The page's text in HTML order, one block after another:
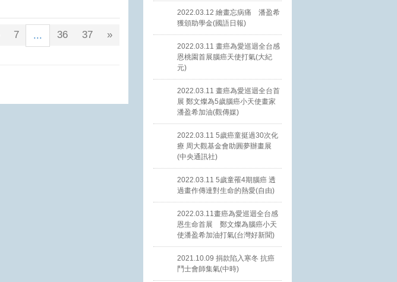
7 ... 36 37 »
2022.03.12 繪畫忘病痛 潘盈希
獲頒助學金(國語日報)
2022.03.11 畫癌為愛巡迴全台感
恩桃園首展腦癌天使打氣(大紀
元)
2022.03.11 畫癌為愛巡迴全台首
展 鄭文燦為5歲腦癌小天使畫家
潘盈希加油(觀傳媒)
2022.03.11 5歲癌童挺過30次化
療 周大觀基金會助圓夢辦畫展
(中央通訊社)
2022.03.11 5歲童罹4期腦癌 透
過畫作傳達對生命的熱愛(自由)
2022.03.11畫癌為愛巡迴全台感
恩生命首展 鄭文燦為腦癌小天
使潘盈希加油打氣(台灣好新聞)
2021.10.09 捐款陷入寒冬 抗癌
鬥士會師集氣(中時)